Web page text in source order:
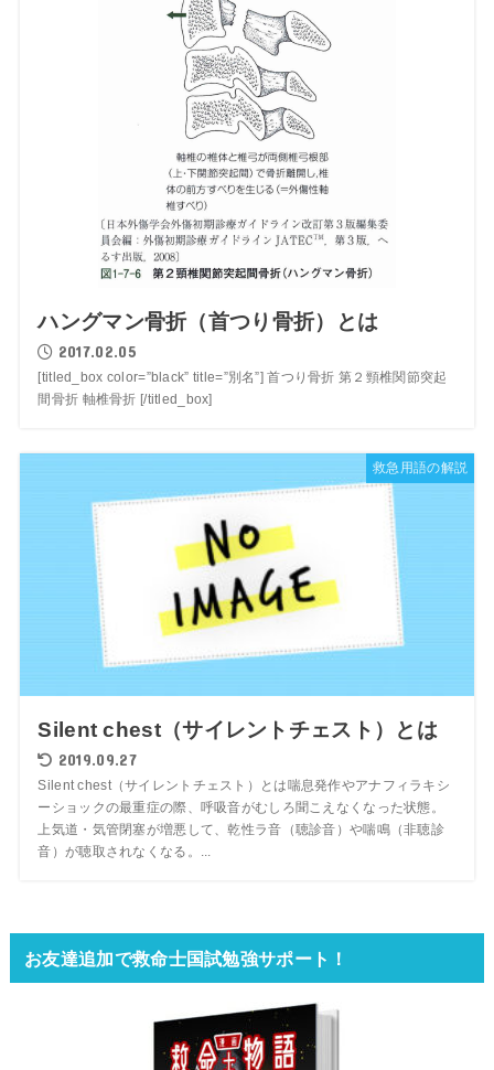
ハングマン骨折（首つり骨折）とは
2017.02.05
[titled_box color=”black” title=”別名”] 首つり骨折 第２頸椎関節突起
間骨折 軸椎骨折 [/titled_box]
救急用語の解説
Silent chest（サイレントチェスト）とは
2019.09.27
Silent chest（サイレントチェスト）とは喘息発作やアナフィラキシ
ーショックの最重症の際、呼吸音がむしろ聞こえなくなった状態。
上気道・気管閉塞が増悪して、乾性ラ音（聴診音）や喘鳴（非聴診
音）が聴取されなくなる。...
お友達追加で救命士国試勉強サポート！